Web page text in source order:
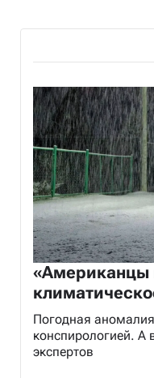
«Американцы
Погодная аномалия
конспирологией. А
экспертов